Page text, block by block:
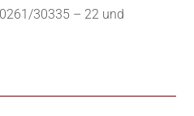
30335 – 22 und